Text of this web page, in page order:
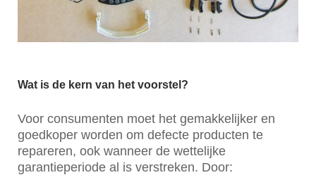
Wat is de kern van het voorstel?
Voor consumenten moet het gemakkelijker en
goedkoper worden om defecte producten te
repareren, ook wanneer de wettelijke
garantieperiode al is verstreken. Door: